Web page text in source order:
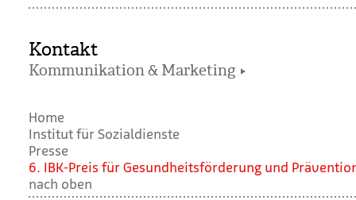
Kontakt
Kommunikation & Marketing
Home
Institut für Sozialdienste
Presse
6. IBK-Preis für Gesund­heits­för­de­rung und
nach oben